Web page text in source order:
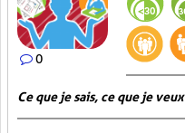
0
Ce que je sais, ce que je